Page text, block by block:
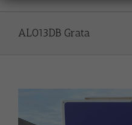
AL013DB Grata